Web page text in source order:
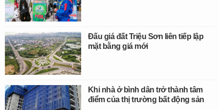
Đấu giá đất Triệu Sơn liên tiếp lập
mặt bằng giá mới
Khi nhà ở bình dân trở thành tâm
điểm của thị trường bất động sản